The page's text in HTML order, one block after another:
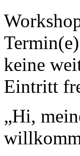
keine
Eintritt
„Hi,